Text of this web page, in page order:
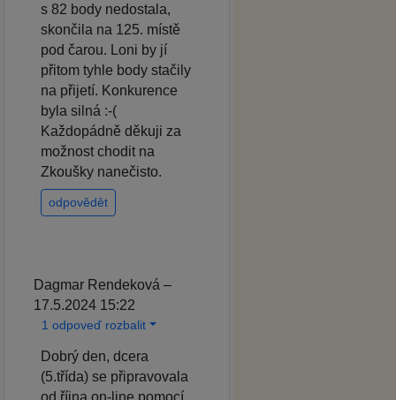
s 82 body nedostala,
skončila na 125. místě
pod čarou. Loni by jí
přitom tyhle body stačily
na přijetí. Konkurence
byla silná :-(
Každopádně děkuji za
možnost chodit na
Zkoušky nanečisto.
odpovědět
Dagmar Rendeková –
17.5.2024 15:22
1 odpoveď rozbalit
Dobrý den, dcera
(5.třída) se připravovala
od října on-line pomocí